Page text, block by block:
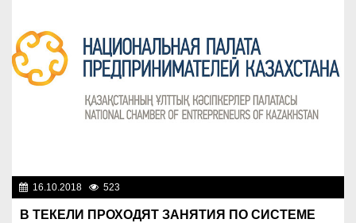
16.10.2018 523
В ТЕКЕЛИ ПРОХОДЯТ ЗАНЯТИЯ ПО СИСТЕМЕ